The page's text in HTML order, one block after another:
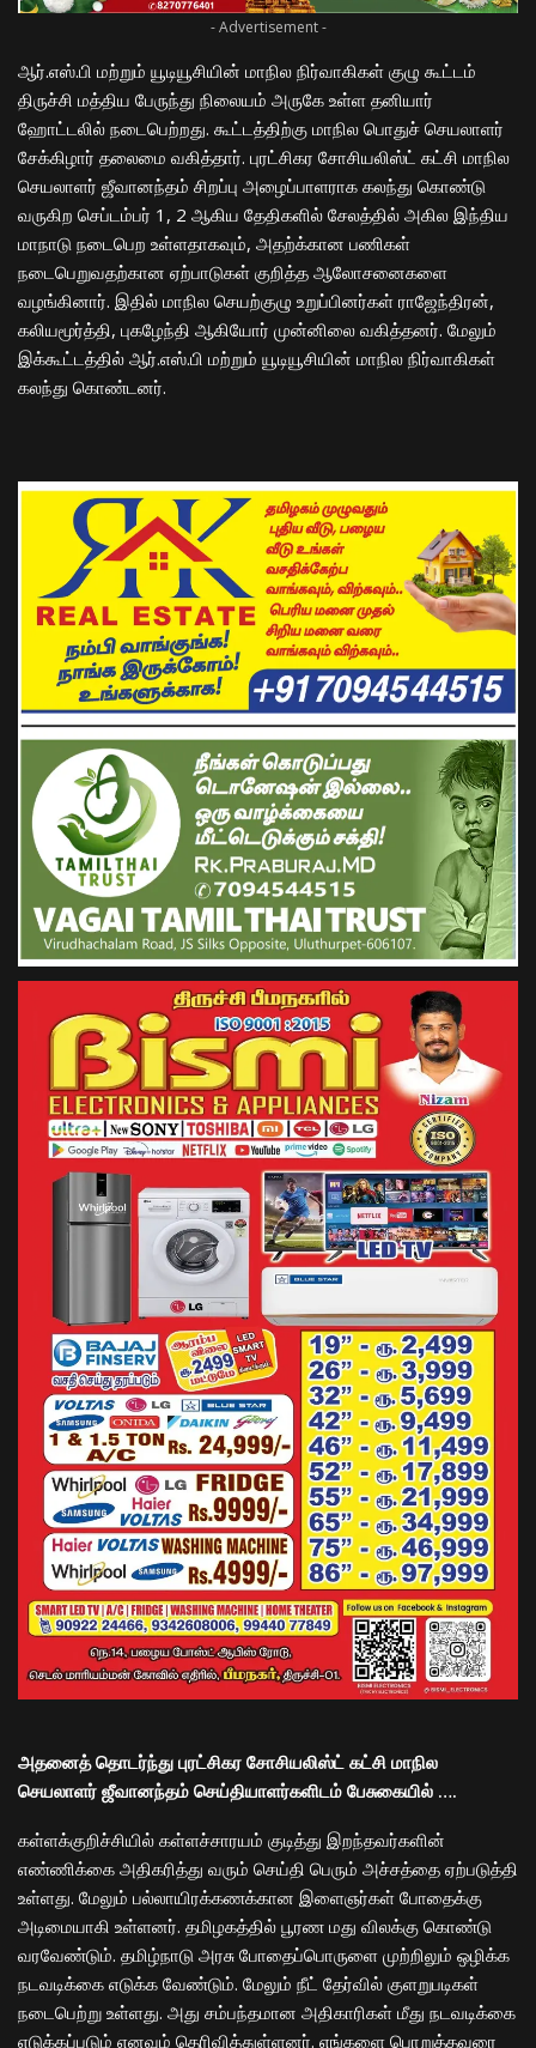
- Advertisement -
ஆர்.எஸ்.பி மற்றும் யூடியூசியின் மாநில நிர்வாகிகள் குழு கூட்டம்
திருச்சி மத்திய பேருந்து நிலையம் அருகே உள்ள தனியார்
ஹோட்டலில் நடைபெற்றது. கூட்டத்திற்கு மாநில பொதுச் செயலாளர்
சேக்கிழார் தலைமை வகித்தார். புரட்சிகர சோசியலிஸ்ட் கட்சி மாநில
செயலாளர் ஜீவானந்தம் சிறப்பு அழைப்பாளராக கலந்து கொண்டு
வருகிற செப்டம்பர் 1, 2 ஆகிய தேதிகளில் சேலத்தில் அகில இந்திய
மாநாடு நடைபெற உள்ளதாகவும், அதற்க்கான பணிகள்
நடைபெறுவதற்கான ஏற்பாடுகள் குறித்த ஆலோசனைகளை
வழங்கினார். இதில் மாநில செயற்குழு உறுப்பினர்கள் ராஜேந்திரன்,
கலியமூர்த்தி, புகழேந்தி ஆகியோர் முன்னிலை வகித்தனர். மேலும்
இக்கூட்டத்தில் ஆர்.எஸ்.பி மற்றும் யூடியூசியின் மாநில நிர்வாகிகள்
கலந்து கொண்டனர்.
அதனைத் தொடர்ந்து புரட்சிகர சோசியலிஸ்ட் கட்சி மாநில
செயலாளர் ஜீவானந்தம் செய்தியாளர்களிடம் பேசுகையில் ….
கள்ளக்குறிச்சியில் கள்ளச்சாரயம் குடித்து இறந்தவர்களின்
எண்ணிக்கை அதிகரித்து வரும் செய்தி பெரும் அச்சத்தை ஏற்படுத்தி
உள்ளது. மேலும் பல்லாயிரக்கணக்கான இளைஞர்கள் போதைக்கு
அடிமையாகி உள்ளனர். தமிழகத்தில் பூரண மது விலக்கு கொண்டு
வரவேண்டும். தமிழ்நாடு அரசு போதைப்பொருளை முற்றிலும் ஒழிக்க
நடவடிக்கை எடுக்க வேண்டும். மேலும் நீட் தேர்வில் குளறுபடிகள்
நடைபெற்று உள்ளது. அது சம்பந்தமான அதிகாரிகள் மீது நடவடிக்கை
எடுக்கப்படும் எனவும் தெரிவித்துள்ளனர். எங்களை பொறுத்தவரை